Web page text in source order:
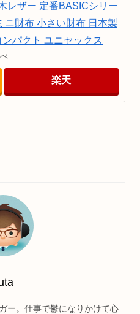
レザー 定番BASICシリー
ニ財布 小さい財布 日本製
パクト ユニセックス
楽天
ー。仕事で鬱になりかけて心